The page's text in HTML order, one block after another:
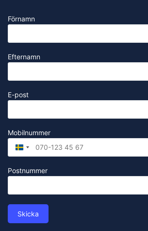
Förnamn
Efternamn
E-post
Mobilnummer
Sweden
+46
Postnummer
Skicka